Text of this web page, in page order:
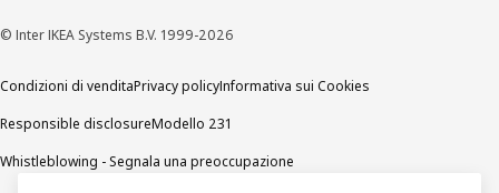
© Inter IKEA Systems B.V. 1999-2026
Condizioni di venditaPrivacy policyInformativa sui Cookies
Responsible disclosureModello 231
Whistleblowing - Segnala una preoccupazione